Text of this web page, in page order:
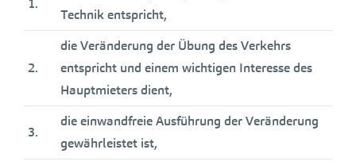
1.
Technik entspricht,
2.
die Veränderung der Übung des Verkehrs
entspricht und einem wichtigen Interesse des
Hauptmieters dient,
3.
die einwandfreie Ausführung der Veränderung
gewährleistet ist,